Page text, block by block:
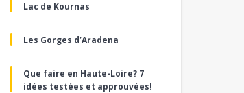
Lac de Kournas
Les Gorges d’Aradena
Que faire en Haute-Loire? 7
idées testées et approuvées!